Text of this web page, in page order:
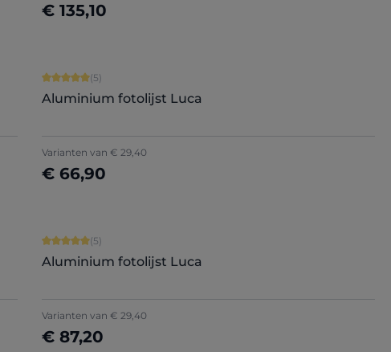
€ 135,10
Nu configureren
Gemiddelde waardering van 5 van 5 sterren
(5)
Aluminium fotolijst Luca
Varianten van € 29,40
€ 66,90
Nu configureren
Gemiddelde waardering van 5 van 5 sterren
(5)
Aluminium fotolijst Luca
Varianten van € 29,40
€ 87,20
Nu configureren